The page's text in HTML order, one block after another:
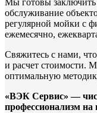
Мы готовы заключить
обслуживание
регулярной мойки с
ежемесячно,
Свяжитесь с нами,
и расчет стоимости.
оптимальную
«ВЭК Сервис» —
профессионализм на